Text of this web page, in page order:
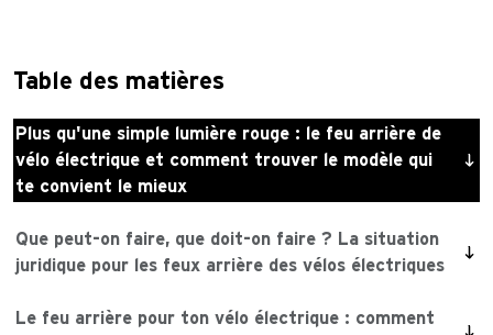
Table des matières
Plus qu'une simple lumière rouge : le feu arrière de
vélo électrique et comment trouver le modèle qui
te convient le mieux
Que peut-on faire, que doit-on faire ? La situation
juridique pour les feux arrière des vélos électriques
Le feu arrière pour ton vélo électrique : comment